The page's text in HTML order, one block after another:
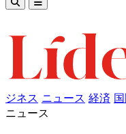
ジネス ニュース 経済
ニュース